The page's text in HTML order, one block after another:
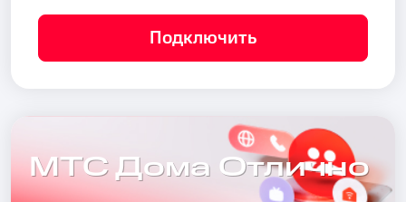
Подключить
МТС Дома Отлично